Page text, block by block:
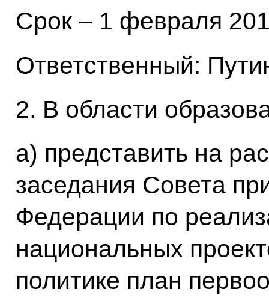
Срок – 1 февраля
Ответственный:
2. В области
а) представить на
заседания Совета
Федерации по
национальных
политике план